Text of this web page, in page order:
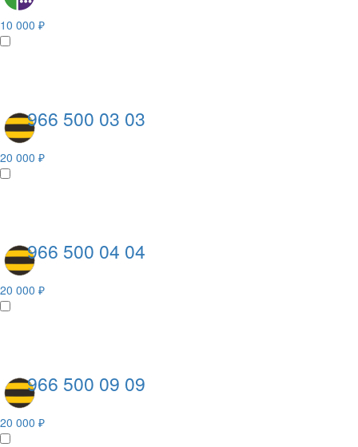
10 000 ₽
966 500 03 03
20 000 ₽
966 500 04 04
20 000 ₽
966 500 09 09
20 000 ₽